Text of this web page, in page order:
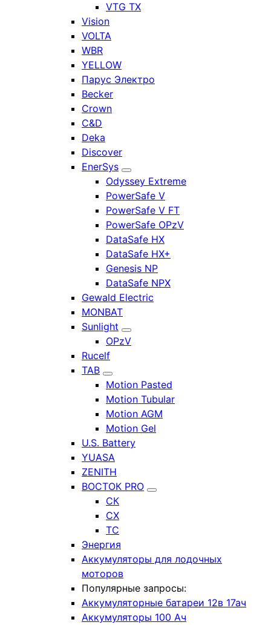
VTG TX
Vision
VOLTA
WBR
YELLOW
Парус Электро
Becker
Crown
C&D
Deka
Discover
EnerSys
Odyssey Extreme
PowerSafe V
PowerSafe V FT
PowerSafe OPzV
DataSafe HX
DataSafe HX+
Genesis NP
DataSafe NPX
Gewald Electric
MONBAT
Sunlight
OPzV
Rucelf
TAB
Motion Pasted
Motion Tubular
Motion AGM
Motion Gel
U.S. Battery
YUASA
ZENITH
ВОСТОК PRO
СК
СХ
ТС
Энергия
Аккумуляторы для лодочных
моторов
Популярные запросы:
Аккумуляторные батареи 12в 17ач
Аккумуляторы 100 Ач